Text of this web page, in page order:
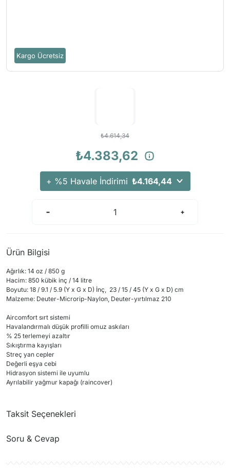
Kargo Ücretsiz
₺4.614,34
₺4.383,62
+ %5 Havale İndirimi ₺4.164,44
Ürün Bilgisi
Ağırlık: 14 oz / 850 g
Hacim: 850 kübik inç / 14 litre
Boyutu: 18 / 9.1 / 5.9 (Y x G x D) İnç, 23 / 15 / 45 (Y x G x D) cm
Malzeme: Deuter-Microrip-Naylon, Deuter-yırtılmaz 210
Aircomfort sırt sistemi
Havalandırmalı düşük profilli omuz askıları
% 25 terlemeyi azaltır
Sıkıştırma kayışları
Streç yan cepler
Değerli eşya cebi
Hidrasyon sistemi ile uyumlu
Ayrılabilir yağmur kapağı (raincover)
Taksit Seçenekleri
Soru & Cevap